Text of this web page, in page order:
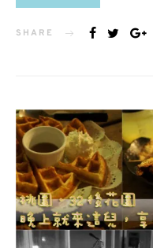
SHARE